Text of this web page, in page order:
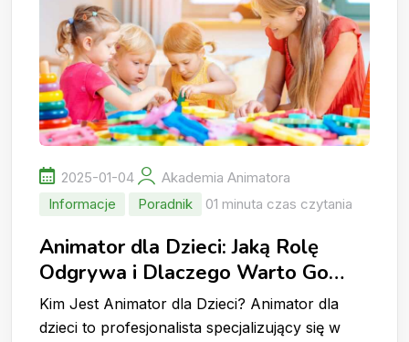
2025-01-04
Akademia Animatora
Informacje
Poradnik 01 minuta czas czytania
Animator dla Dzieci: Jaką Rolę
Odgrywa i Dlaczego Warto Go
Wynająć?
Kim Jest Animator dla Dzieci? Animator dla
dzieci to profesjonalista specjalizujący się w